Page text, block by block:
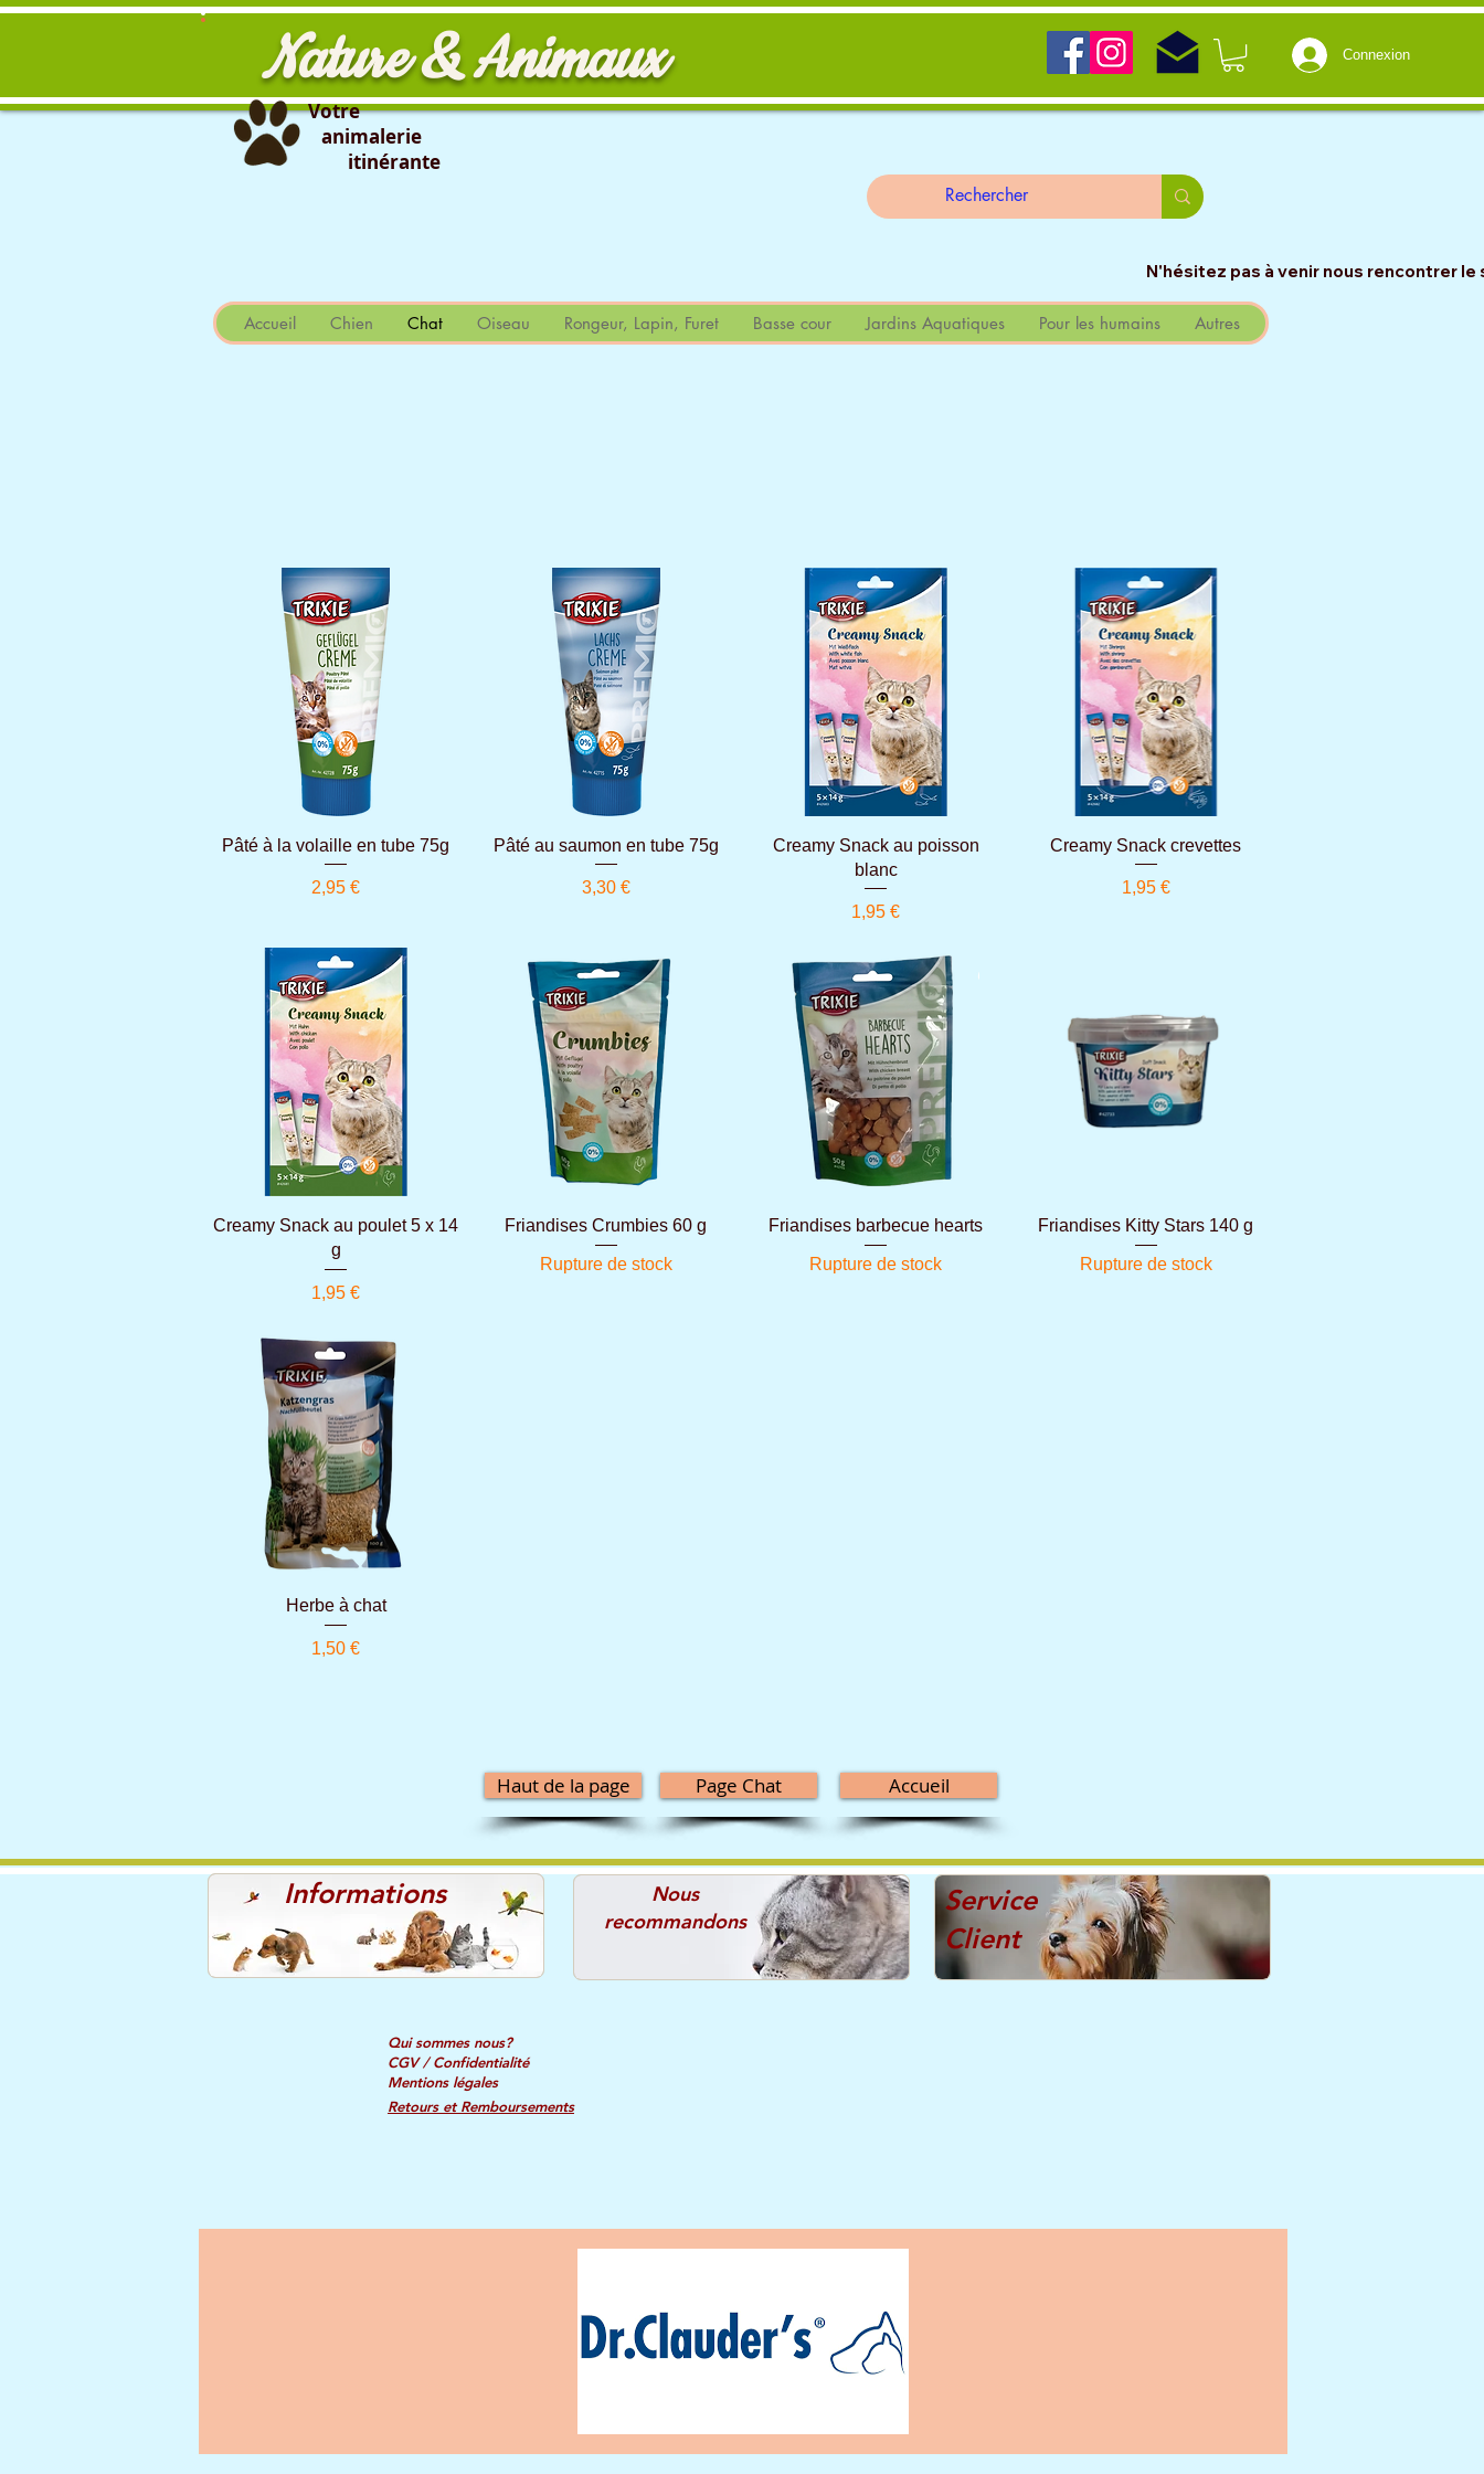
Votre
animalerie
itinérante
Nature & Animaux Connexion
Accueil Chien Chat Oiseau Rongeur, Lapin, Furet Basse cour Jardins Aquatiques Pour les humains Autres
Aperçu rapide
Pâté à la volaille en tube 75g
Prix
2,95 €
Aperçu rapide
Pâté au saumon en tube 75g
Prix
3,30 €
Aperçu rapide
Creamy Snack au poisson
blanc
Prix
1,95 €
Aperçu rapide
Creamy Snack crevettes
Prix
1,95 €
Aperçu rapide
Creamy Snack au poulet 5 x 14
g
Prix
1,95 €
Aperçu rapide
Friandises Crumbies 60 g
Rupture de stock
Aperçu rapide
Friandises barbecue hearts
Rupture de stock
Aperçu rapide
Friandises Kitty Stars 140 g
Rupture de stock
Aperçu rapide
Herbe à chat
Prix
1,50 €
Haut de la page Page Chat Accueil
Informations
Nous
recommandons
Service
Client
Qui sommes nous?
CGV / Confidentialité
Mentions légales
Retours et Remboursements